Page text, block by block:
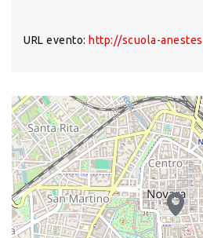
URL evento: http://scuola-